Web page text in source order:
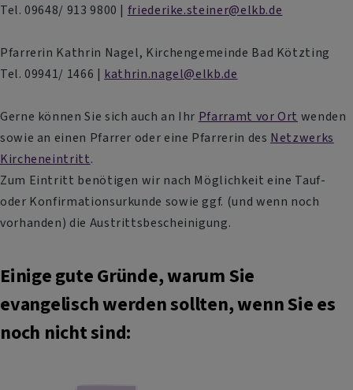
Tel. 09648/ 913 9800 | friederike.steiner@elkb.de
Pfarrerin Kathrin Nagel, Kirchengemeinde Bad Kötzting
Tel. 09941/ 1466 | kathrin.nagel@elkb.de
Gerne können Sie sich auch an Ihr Pfarramt vor Ort wenden
sowie an einen Pfarrer oder eine Pfarrerin des Netzwerks
Kircheneintritt.
Zum Eintritt benötigen wir nach Möglichkeit eine Tauf-
oder Konfirmationsurkunde sowie ggf. (und wenn noch
vorhanden) die Austrittsbescheinigung.
Einige gute Gründe, warum Sie
evangelisch werden sollten, wenn Sie es
noch nicht sind: